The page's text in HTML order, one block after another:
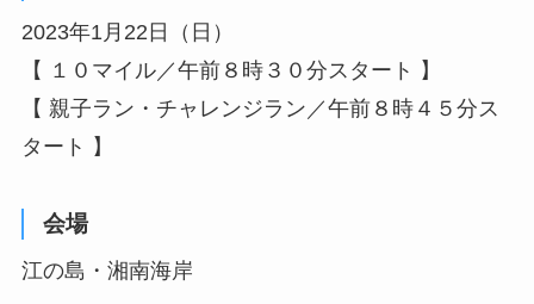
2023年1月22日（日）
【 １０マイル／午前８時３０分スタート 】
【 親子ラン・チャレンジラン／午前８時４５分ス
タート 】
会場
江の島・湘南海岸